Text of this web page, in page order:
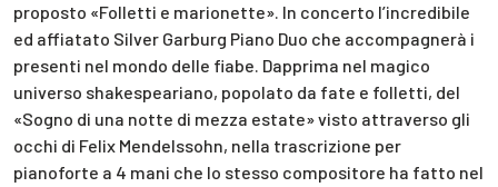
proposto «Folletti e marionette». In concerto l’incredibile
ed affiatato Silver Garburg Piano Duo che accompagnerà i
presenti nel mondo delle fiabe. Dapprima nel magico
universo shakespeariano, popolato da fate e folletti, del
«Sogno di una notte di mezza estate» visto attraverso gli
occhi di Felix Mendelssohn, nella trascrizione per
pianoforte a 4 mani che lo stesso compositore ha fatto nel